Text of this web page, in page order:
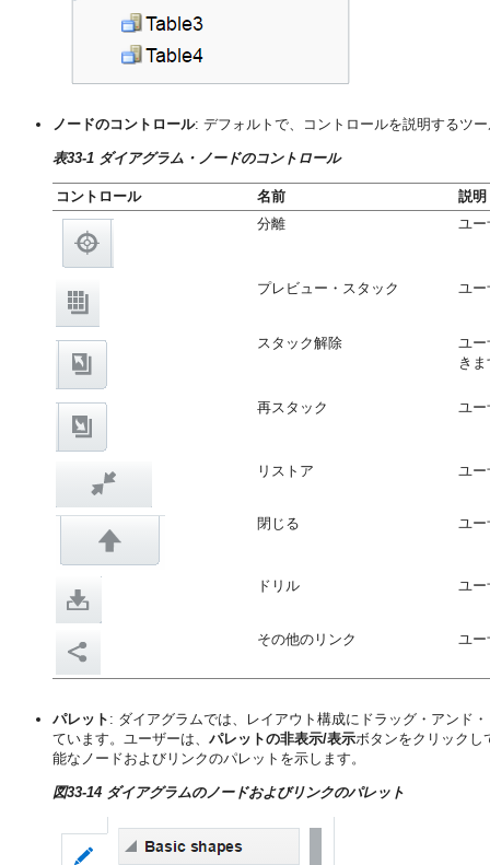
ノードのコントロール: デフォルトで、コントロールを説明するツ
表33-1 ダイアグラム・ノードのコントロール
コントロール 名前
説明
分離
ユ
プレビュー・スタック ユ
スタック解除
ユ
き
再スタック ユ
リストア ユ
閉じる ユ
ドリル ユ
その他のリンク ユ
パレット : ダイアグラムでは、レイアウト構成にドラッグ・アンド
ています。ユーザーは、 パレットの非表示/表示ボタンをクリックし
能なノードおよびリンクのパレットを示します。
図33-14 ダイアグラムのノードおよびリンクのパレット